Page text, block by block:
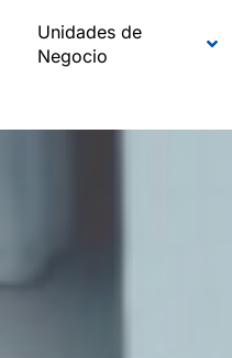
Unidades de
Negocio